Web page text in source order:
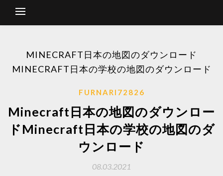
MINECRAFT日本の地図のダウンロード
MINECRAFT日本の学校の地図のダウンロード
FURNARI72826
Minecraft日本の地図のダウンロー
ドMinecraft日本の学校の地図のダ
ウンロード
08.03.2021